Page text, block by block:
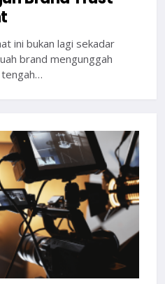
ini bukan lagi sekadar
brand mengunggah
tengah…